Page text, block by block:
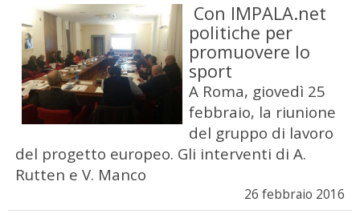
Con IMPALA.net
politiche per
promuovere lo
sport
A Roma, giovedì 25
febbraio, la riunione
del gruppo di lavoro
del progetto europeo. Gli interventi di A.
Rutten e V. Manco
26 febbraio 2016